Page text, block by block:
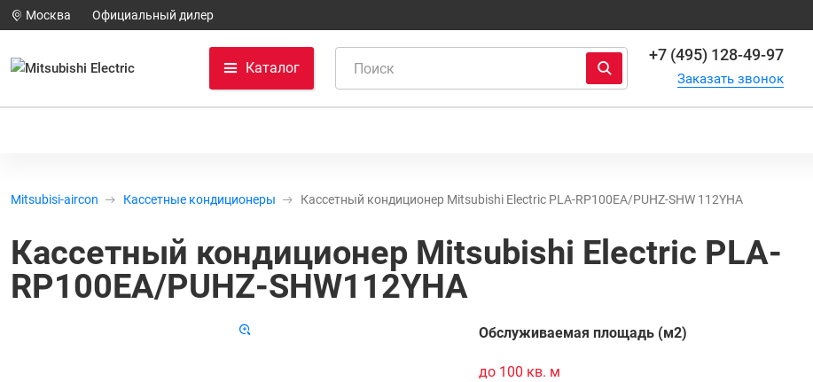
Москва Официальный дилер
Каталог
+7 (495) 128-49-97
Заказать звонок
Mitsubisi-aircon Кассетные кондиционеры Кассетный кондиционер Mitsubishi Electric PLA-RP100EA/PUHZ-SHW 112YHA
Кассетный кондиционер Mitsubishi Electric PLA-
RP100EA/PUHZ-SHW112YHA
Обслуживаемая площадь (м2)
до 100 кв. м